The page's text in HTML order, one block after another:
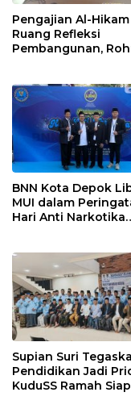
Pengajian Al-Hikam
Ruang Refleksi
Pembangunan,
BNN Kota Depok
MUI dalam
Hari Anti Narkotika
Pencegahan
Keluarga
Supian Suri
Pendidikan Jadi
KuduSS Ramah